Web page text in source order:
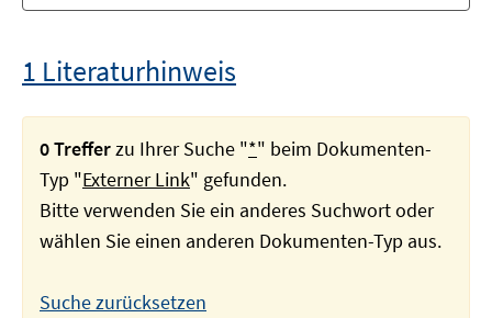
1 Literaturhinweis
0 Trefferzu Ihrer Suche "*" beim Dokumenten-
Typ "Externer Link" gefunden.
Bitte verwenden Sie ein anderes Suchwort oder
wählen Sie einen anderen Dokumenten-Typ aus.
Suche zurücksetzen